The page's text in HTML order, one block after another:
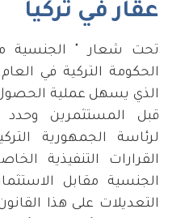
عقار في تركيا
تحت شعار " الجنسية
الذي يسهل عملية
قبل المستثمرين وحدد
لرئاسة الجمهورية
القرارات التنفيذية
الجنسية مقابل
التعديلات على هذا